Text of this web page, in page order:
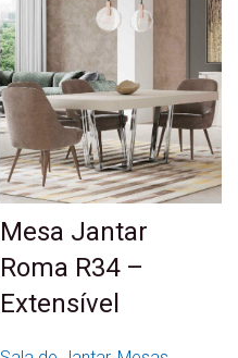
Mesa Jantar
Roma R34 –
Extensível